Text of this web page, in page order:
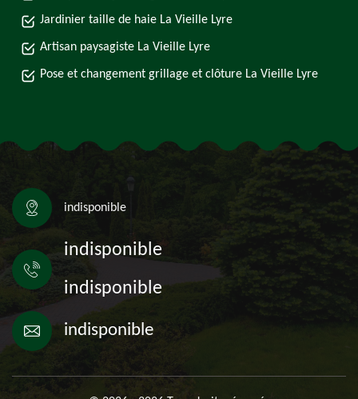
Jardinier taille de haie La Vieille Lyre
Artisan paysagiste La Vieille Lyre
Pose et changement grillage et clôture La Vieille Lyre
indisponible
indisponible
indisponible
indisponible